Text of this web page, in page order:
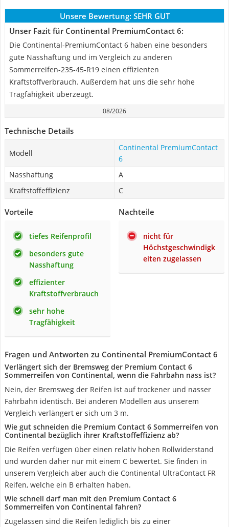
Unsere Bewertung: SEHR GUT
Unser Fazit für Continental PremiumContact 6:
Die Continental-PremiumContact 6 haben eine besonders
gute Nasshaftung und im Vergleich zu anderen
Sommerreifen-235-45-R19 einen effizienten
Kraftstoffverbrauch. Außerdem hat uns die sehr hohe
Tragfähigkeit überzeugt.
08/2026
Technische Details
Modell
Continental PremiumContact
6
Nasshaftung
A
Kraftstoffeffizienz
C
Vorteile
tiefes Reifenprofil
besonders gute
Nasshaftung
effizienter
Kraftstoffverbrauch
sehr hohe
Tragfähigkeit
Nachteile
nicht für
Höchstgeschwindigk
eiten zugelassen
Fragen und Antworten zu Continental PremiumContact 6
Verlängert sich der Bremsweg der Premium Contact 6
Sommerreifen von Continental, wenn die Fahrbahn nass ist?
Nein, der Bremsweg der Reifen ist auf trockener und nasser
Fahrbahn identisch. Bei anderen Modellen aus unserem
Vergleich verlängert er sich um 3 m.
Wie gut schneiden die Premium Contact 6 Sommerreifen von
Continental bezüglich ihrer Kraftstoffeffizienz ab?
Die Reifen verfügen über einen relativ hohen Rollwiderstand
und wurden daher nur mit einem C bewertet. Sie finden in
unserem Vergleich aber auch die Continental UltraContact FR
Reifen, welche ein B erhalten haben.
Wie schnell darf man mit den Premium Contact 6
Sommerreifen von Continental fahren?
Zugelassen sind die Reifen lediglich bis zu einer